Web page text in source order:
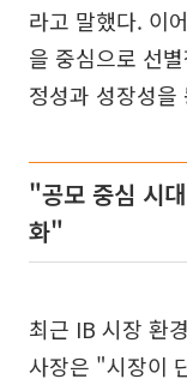
라고 말했다. 이
을 중심으로 선
정성과 성장성
"공모 중심 시
화"
최근 IB 시장 환
사장은 "시장이